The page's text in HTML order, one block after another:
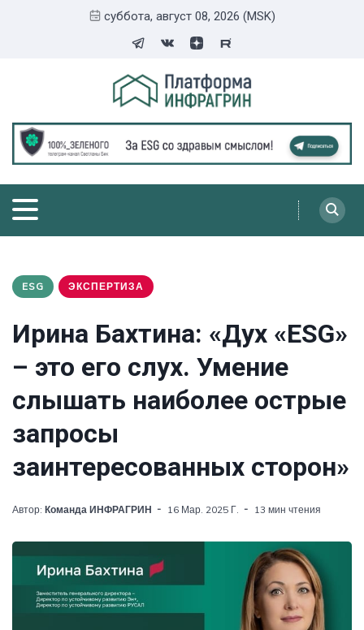
суббота, август 08, 2026 (MSK)
ESG ЭКСПЕРТИЗА
Ирина Бахтина: «Дух «ESG»
– это его слух. Умение
слышать наиболее острые
запросы
заинтересованных сторон»
Автор: Команда ИНФРАГРИН 16 Мар. 2025 Г. 13 мин чтения